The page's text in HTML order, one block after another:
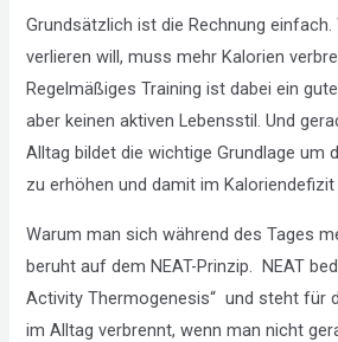
Grundsätzlich ist die Rechnung einfach.
verlieren will, muss mehr Kalorien
Regelmäßiges Training ist dabei ein
aber keinen aktiven Lebensstil. Und
Alltag bildet die wichtige Grundlage um
zu erhöhen und damit im Kaloriendefizit
Warum man sich während des Tages
beruht auf dem NEAT-Prinzip. NEAT
Activity Thermogenesis“ und steht für
im Alltag verbrennt, wenn man nicht